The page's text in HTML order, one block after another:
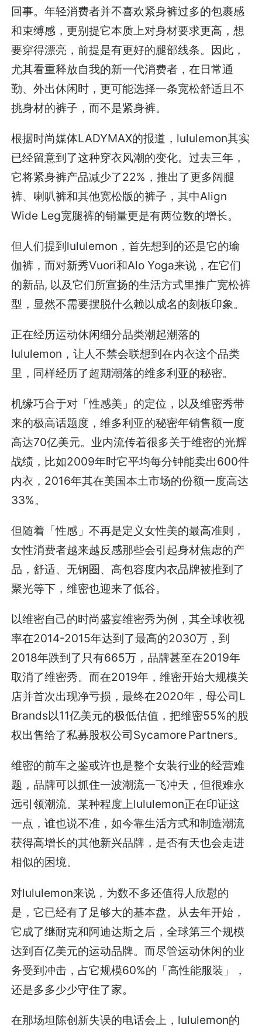
回事。年轻消费者并不喜欢紧身裤过多的包裹感
和束缚感，更别提它本质上对身材要求更高，想
要穿得漂亮，前提是有更好的腿部线条。因此，
尤其看重释放自我的新一代消费者，在日常通
勤、外出休闲时，更可能选择一条宽松舒适且不
挑身材的裤子，而不是紧身裤。
根据时尚媒体LADYMAX的报道，lululemon其实
已经留意到了这种穿衣风潮的变化。过去三年，
它将紧身裤产品减少了22%，推出了更多阔腿
裤、喇叭裤和其他宽松版的裤子，其中Align
Wide Leg宽腿裤的销量更是有两位数的增长。
但人们提到lululemon，首先想到的还是它的瑜
伽裤，而对新秀Vuori和Alo Yoga来说，在它们
的新品, 以及它们所宣扬的生活方式里推广宽松裤
型，显然不需要摆脱什么赖以成名的刻板印象。
正在经历运动休闲细分品类潮起潮落的
lululemon，让人不禁会联想到在内衣这个品类
里，同样经历了超期潮落的维多利亚的秘密。
机缘巧合于对「性感美」的定位，以及维密秀带
来的极高话题度，维多利亚的秘密年销售额一度
高达70亿美元。业内流传着很多关于维密的光辉
战绩，比如2009年时它平均每分钟能卖出600件
内衣，2016年其在美国本土市场的份额一度高达
33%。
但随着「性感」不再是定义女性美的最高准则，
女性消费者越来越反感那些会引起身材焦虑的产
品，舒适、无钢圈、高包容度内衣品牌被推到了
聚光等下，维密也迎来了低谷。
以维密自己的时尚盛宴维密秀为例，其全球收视
率在2014-2015年达到了最高的2030万，到
2018年跌到了只有665万，品牌甚至在2019年
取消了维密秀。而在2019年，维密开始大规模关
店并首次出现净亏损，最终在2020年，母公司L
Brands以11亿美元的极低估值，把维密55%的股
权出售给了私募股权公司Sycamore Partners。
维密的前车之鉴或许也是整个女装行业的经营难
题，品牌可以抓住一波潮流一飞冲天，但很难永
远引领潮流。某种程度上lululemon正在印证这
一点，谁也说不准，如今靠生活方式和制造潮流
获得高增长的其他新兴品牌，是否有天也会走进
相似的困境。
对lululemon来说，为数不多还值得人欣慰的
是，它已经有了足够大的基本盘。从去年开始，
它成了继耐克和阿迪达斯之后，全球第三个规模
达到百亿美元的运动品牌。而尽管运动休闲的业
务受到冲击，占它规模60%的「高性能服装」，
还是多多少少守住了家。
在那场坦陈创新失误的电话会上，lululemon的